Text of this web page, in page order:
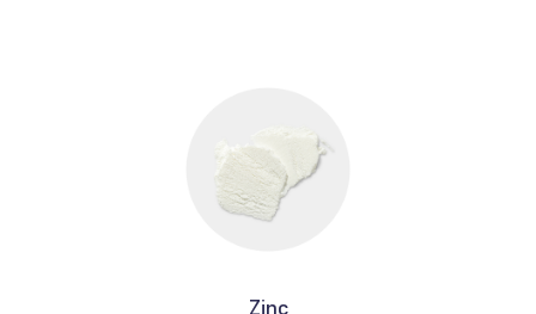
Zinc